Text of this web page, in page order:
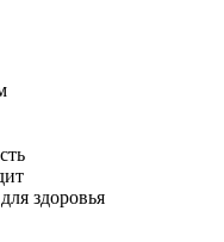
здоровья